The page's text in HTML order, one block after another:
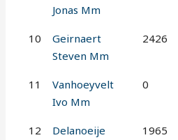
Jonas Mm
10
Geirnaert
Steven Mm
2426
11
Vanhoeyvelt
Ivo Mm
0
12
Delanoeije
1965